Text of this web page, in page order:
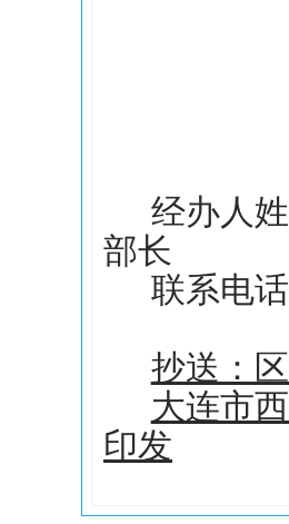
经办人
部长
联系电
抄送：
大连市
印发